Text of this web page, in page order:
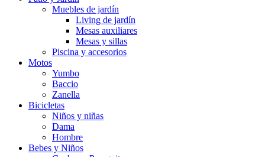
Muebles de jardín
Living de jardín
Mesas auxiliares
Mesas y sillas
Piscina y accesorios
Motos
Yumbo
Baccio
Zanella
Bicicletas
Niños y niñas
Dama
Hombre
Bebes y Niños